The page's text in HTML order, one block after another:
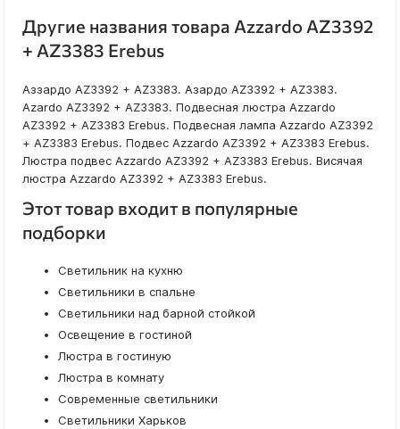
Другие названия товара Azzardo AZ3392
+ AZ3383 Erebus
Аззардо AZ3392 + AZ3383. Азардо AZ3392 + AZ3383.
Azardo AZ3392 + AZ3383. Подвесная люстра Azzardo
AZ3392 + AZ3383 Erebus. Подвесная лампа Azzardo AZ3392
+ AZ3383 Erebus. Подвес Azzardo AZ3392 + AZ3383 Erebus.
Люстра подвес Azzardo AZ3392 + AZ3383 Erebus. Висячая
люстра Azzardo AZ3392 + AZ3383 Erebus.
Этот товар входит в популярные
подборки
Светильник на кухню
Светильники в спальне
Светильники над барной стойкой
Освещение в гостиной
Люстра в гостиную
Люстра в комнату
Современные светильники
Светильники Харьков